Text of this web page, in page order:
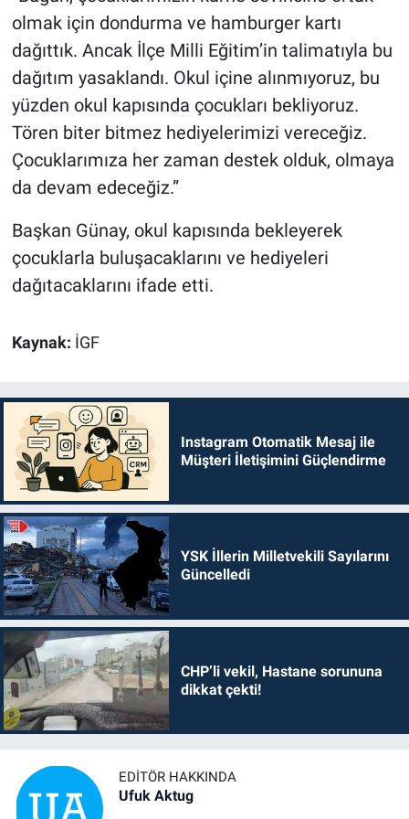
olmak için dondurma ve hamburger kartı
dağıttık. Ancak İlçe Milli Eğitim’in talimatıyla bu
dağıtım yasaklandı. Okul içine alınmıyoruz, bu
yüzden okul kapısında çocukları bekliyoruz.
Tören biter bitmez hediyelerimizi vereceğiz.
Çocuklarımıza her zaman destek olduk, olmaya
da devam edeceğiz.”
Başkan Günay, okul kapısında bekleyerek
çocuklarla buluşacaklarını ve hediyeleri
dağıtacaklarını ifade etti.
Kaynak: İGF
Instagram Otomatik Mesaj ile
Müşteri İletişimini Güçlendirme
YSK İllerin Milletvekili Sayılarını
Güncelledi
CHP’li vekil, Hastane sorununa
dikkat çekti!
EDITÖR HAKKINDA
Ufuk Aktug